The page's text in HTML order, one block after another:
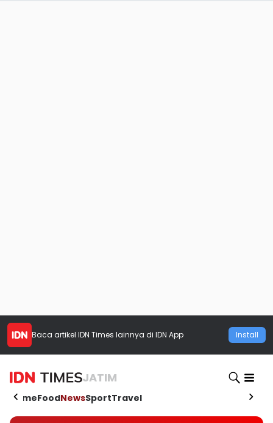
Baca artikel IDN Times lainnya di IDN App Install
JATIM
HomeFoodNewsSportTravel